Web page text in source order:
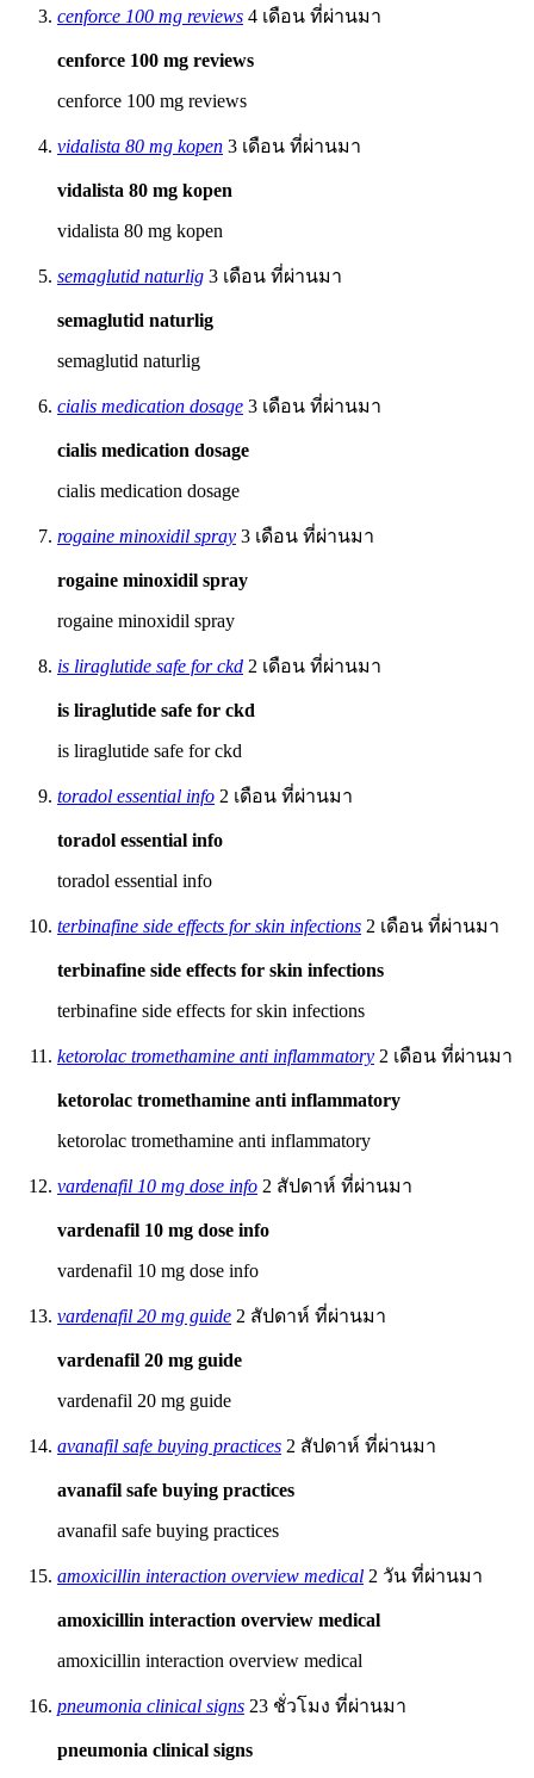
cenforce 100 mg reviews 4 เดือน ที่ผ่านมา
cenforce 100 mg reviews
cenforce 100 mg reviews
vidalista 80 mg kopen 3 เดือน ที่ผ่านมา
vidalista 80 mg kopen
vidalista 80 mg kopen
semaglutid naturlig 3 เดือน ที่ผ่านมา
semaglutid naturlig
semaglutid naturlig
cialis medication dosage 3 เดือน ที่ผ่านมา
cialis medication dosage
cialis medication dosage
rogaine minoxidil spray 3 เดือน ที่ผ่านมา
rogaine minoxidil spray
rogaine minoxidil spray
is liraglutide safe for ckd 2 เดือน ที่ผ่านมา
is liraglutide safe for ckd
is liraglutide safe for ckd
toradol essential info 2 เดือน ที่ผ่านมา
toradol essential info
toradol essential info
terbinafine side effects for skin infections 2 เดือน ที่ผ่านมา
terbinafine side effects for skin infections
terbinafine side effects for skin infections
ketorolac tromethamine anti inflammatory 2 เดือน ที่ผ่านมา
ketorolac tromethamine anti inflammatory
ketorolac tromethamine anti inflammatory
vardenafil 10 mg dose info 2 สัปดาห์ ที่ผ่านมา
vardenafil 10 mg dose info
vardenafil 10 mg dose info
vardenafil 20 mg guide 2 สัปดาห์ ที่ผ่านมา
vardenafil 20 mg guide
vardenafil 20 mg guide
avanafil safe buying practices 2 สัปดาห์ ที่ผ่านมา
avanafil safe buying practices
avanafil safe buying practices
amoxicillin interaction overview medical 2 วัน ที่ผ่านมา
amoxicillin interaction overview medical
amoxicillin interaction overview medical
pneumonia clinical signs 23 ชั่วโมง ที่ผ่านมา
pneumonia clinical signs